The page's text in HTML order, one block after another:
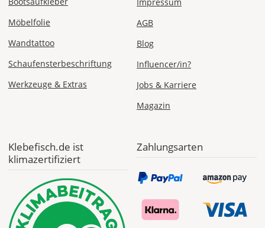
Produktionsaufschlag
Versandkosten 1,99
Priority
18.08.
ab 7,98
Produktionsaufschlag
ab 5,99 EUR*
Versandkosten 1,99
EUR
Möbelfolie
Wandtattoo
Schaufensterbeschriftung
Werkzeuge & Extras
AGB
Blog
Influencer/in?
Jobs & Karriere
Magazin
Klebefisch.de ist
klimazertifiziert
Zahlungsarten